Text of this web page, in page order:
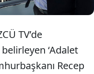
TV’de
‘Adalet
Recep